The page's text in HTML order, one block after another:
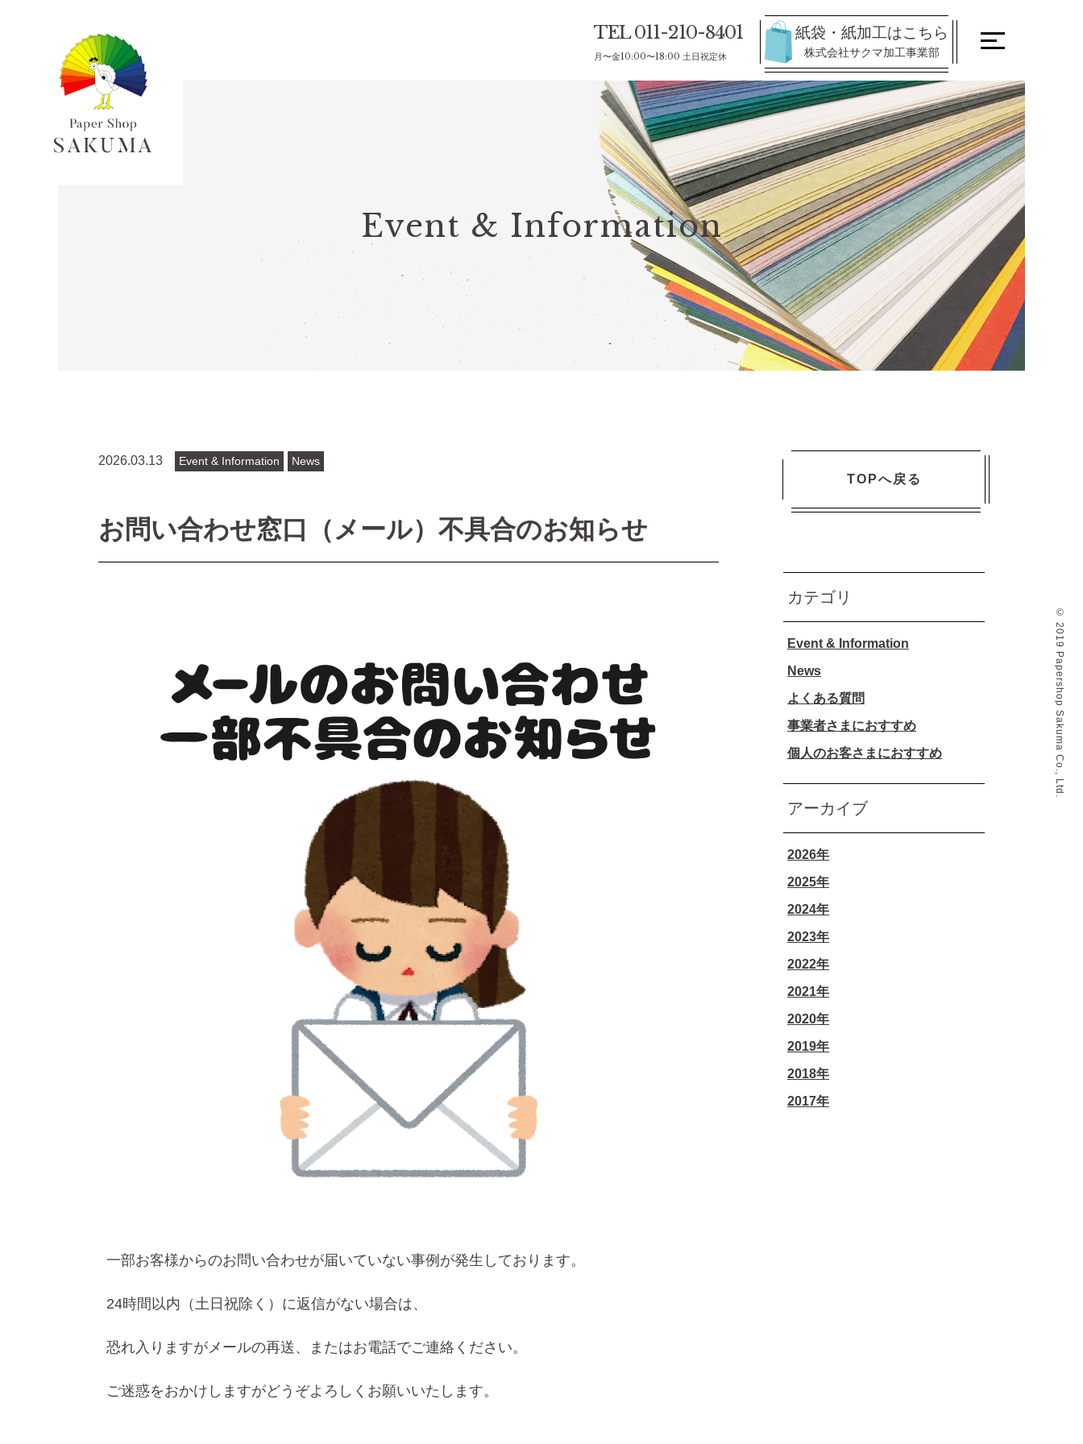
TEL 011-210-8401
月〜金10:00〜18:00 土日祝定休
紙袋・紙加工はこちら
株式会社サクマ加工事業部
Event & Information
2026.03.13 Event & Information News
お問い合わせ窓口（メール）不具合のお知らせ
一部お客様からのお問い合わせが届いていない事例が発生しております。
24時間以内（土日祝除く）に返信がない場合は、
恐れ入りますがメールの再送、またはお電話でご連絡ください。
ご迷惑をおかけしますがどうぞよろしくお願いいたします。
TOPへ戻る
カテゴリ
Event & Information
News
よくある質問
事業者さまにおすすめ
個人のお客さまにおすすめ
アーカイブ
2026年
2025年
2024年
2023年
2022年
2021年
2020年
2019年
2018年
2017年
© 2019 Papershop Sakuma Co., Ltd.